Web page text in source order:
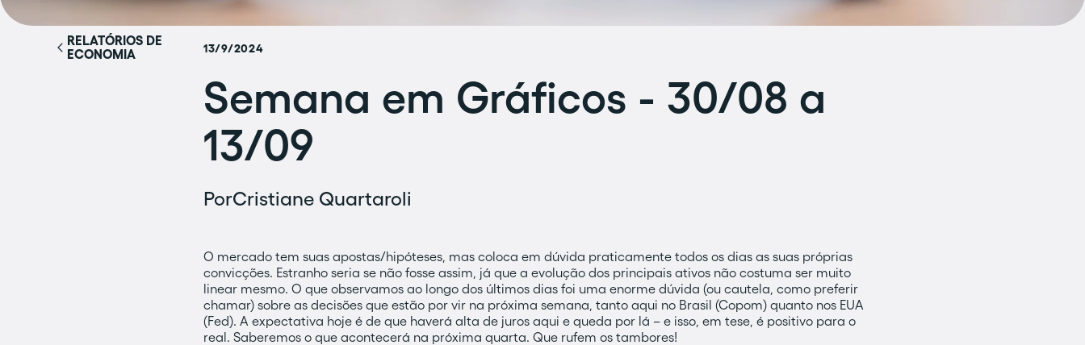
RELATÓRIOS DE
ECONOMIA
13/9/2024
Semana em Gráficos - 30/08 a
13/09
PorCristiane Quartaroli
O mercado tem suas apostas/hipóteses, mas coloca em dúvida praticamente todos os dias as suas próprias
convicções. Estranho seria se não fosse assim, já que a evolução dos principais ativos não costuma ser muito
linear mesmo. O que observamos ao longo dos últimos dias foi uma enorme dúvida (ou cautela, como preferir
chamar) sobre as decisões que estão por vir na próxima semana, tanto aqui no Brasil (Copom) quanto nos EUA
(Fed). A expectativa hoje é de que haverá alta de juros aqui e queda por lá – e isso, em tese, é positivo para o
real. Saberemos o que acontecerá na próxima quarta. Que rufem os tambores!